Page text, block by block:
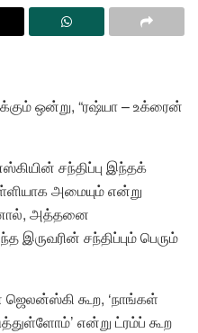
ஒன்று, “ரஷ்யா – உக்ரைன்
சந்திப்பு இந்தக்
அமையும் என்று
அத்தனை
சந்திப்பும் பெரும்
கூற, ‘நாங்கள்
என்று ட்ரம்ப் கூற